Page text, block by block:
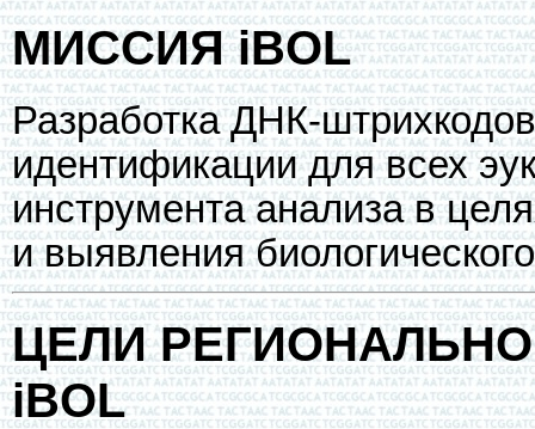
МИССИЯ iBOL
Разработка ДНК-
идентификации для всех
инструмента анализа в
и выявления
ЦЕЛИ
iBOL